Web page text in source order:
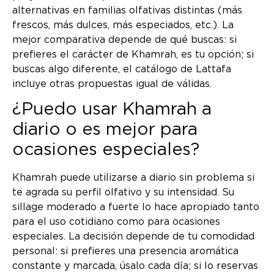
alternativas en familias olfativas distintas (más
frescos, más dulces, más especiados, etc.). La
mejor comparativa depende de qué buscas: si
prefieres el carácter de Khamrah, es tu opción; si
buscas algo diferente, el catálogo de Lattafa
incluye otras propuestas igual de válidas.
¿Puedo usar Khamrah a
diario o es mejor para
ocasiones especiales?
Khamrah puede utilizarse a diario sin problema si
te agrada su perfil olfativo y su intensidad. Su
sillage moderado a fuerte lo hace apropiado tanto
para el uso cotidiano como para ocasiones
especiales. La decisión depende de tu comodidad
personal: si prefieres una presencia aromática
constante y marcada, úsalo cada día; si lo reservas